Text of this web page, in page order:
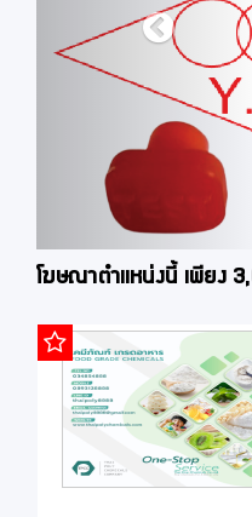
โฆษณาตำแหน่งนี้ เพียง